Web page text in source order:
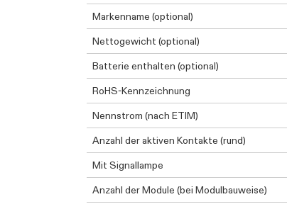
Markenname (optional)
Nettogewicht (optional)
Batterie enthalten (optional)
RoHS-Kennzeichnung
Nennstrom (nach ETIM)
Anzahl der aktiven Kontakte (rund)
Mit Signallampe
Anzahl der Module (bei Modulbauweise)